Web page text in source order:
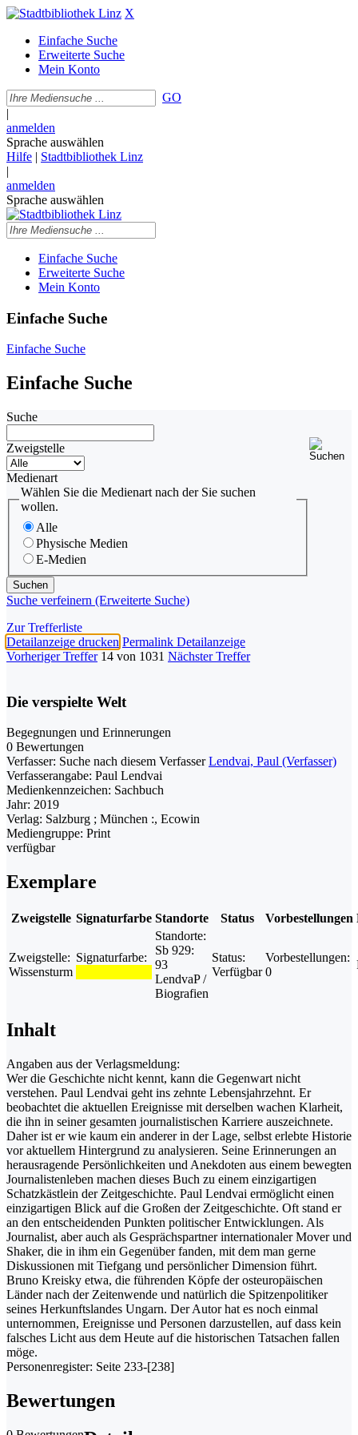
X
Einfache Suche
Erweiterte Suche
Mein Konto
GO
|
anmelden
Sprache auswählen
Hilfe | Stadtbibliothek Linz
|
anmelden
Sprache auswählen
Einfache Suche
Erweiterte Suche
Mein Konto
Einfache Suche
Einfache Suche
Einfache Suche
Suche
Zweigstelle
Medienart
Wählen Sie die Medienart nach der Sie suchen
wollen.
Alle
Physische Medien
E-Medien
Suche verfeinern (Erweiterte Suche)
Zur Trefferliste
Detailanzeige drucken Permalink Detailanzeige
Vorheriger Treffer 14 von 1031 Nächster Treffer
Die verspielte Welt
Begegnungen und Erinnerungen
0 Bewertungen
Verfasser: Suche nach diesem Verfasser Lendvai, Paul (Verfasser)
Verfasserangabe: Paul Lendvai
Medienkennzeichen: Sachbuch
Jahr: 2019
Verlag: Salzburg ; München :, Ecowin
Mediengruppe: Print
verfügbar
Exemplare
Zweigstelle Signaturfarbe Standorte Status Vorbestellungen
Zweigstelle:
Wissensturm
Signaturfarbe:
Standorte:
Sb 929:
93
LendvaP /
Biografien
Status:
Verfügbar
Vorbestellungen:
0
Inhalt
Angaben aus der Verlagsmeldung:
Wer die Geschichte nicht kennt, kann die Gegenwart nicht
verstehen. Paul Lendvai geht ins zehnte Lebensjahrzehnt. Er
beobachtet die aktuellen Ereignisse mit derselben wachen Klarheit,
die ihn in seiner gesamten journalistischen Karriere auszeichnete.
Daher ist er wie kaum ein anderer in der Lage, selbst erlebte Historie
vor aktuellem Hintergrund zu analysieren. Seine Erinnerungen an
herausragende Persönlichkeiten und Anekdoten aus einem bewegten
Journalistenleben machen dieses Buch zu einem einzigartigen
Schatzkästlein der Zeitgeschichte. Paul Lendvai ermöglicht einen
einzigartigen Blick auf die Großen der Zeitgeschichte. Oft stand er
an den entscheidenden Punkten politischer Entwicklungen. Als
Journalist, aber auch als Gesprächspartner internationaler Mover und
Shaker, die in ihm ein Gegenüber fanden, mit dem man gerne
Diskussionen mit Tiefgang und persönlicher Dimension führt.
Bruno Kreisky etwa, die führenden Köpfe der osteuropäischen
Länder nach der Zeitenwende und natürlich die Spitzenpolitiker
seines Herkunftslandes Ungarn. Der Autor hat es noch einmal
unternommen, Ereignisse und Personen darzustellen, auf dass kein
falsches Licht aus dem Heute auf die historischen Tatsachen fallen
möge.
Personenregister: Seite 233-[238]
Bewertungen